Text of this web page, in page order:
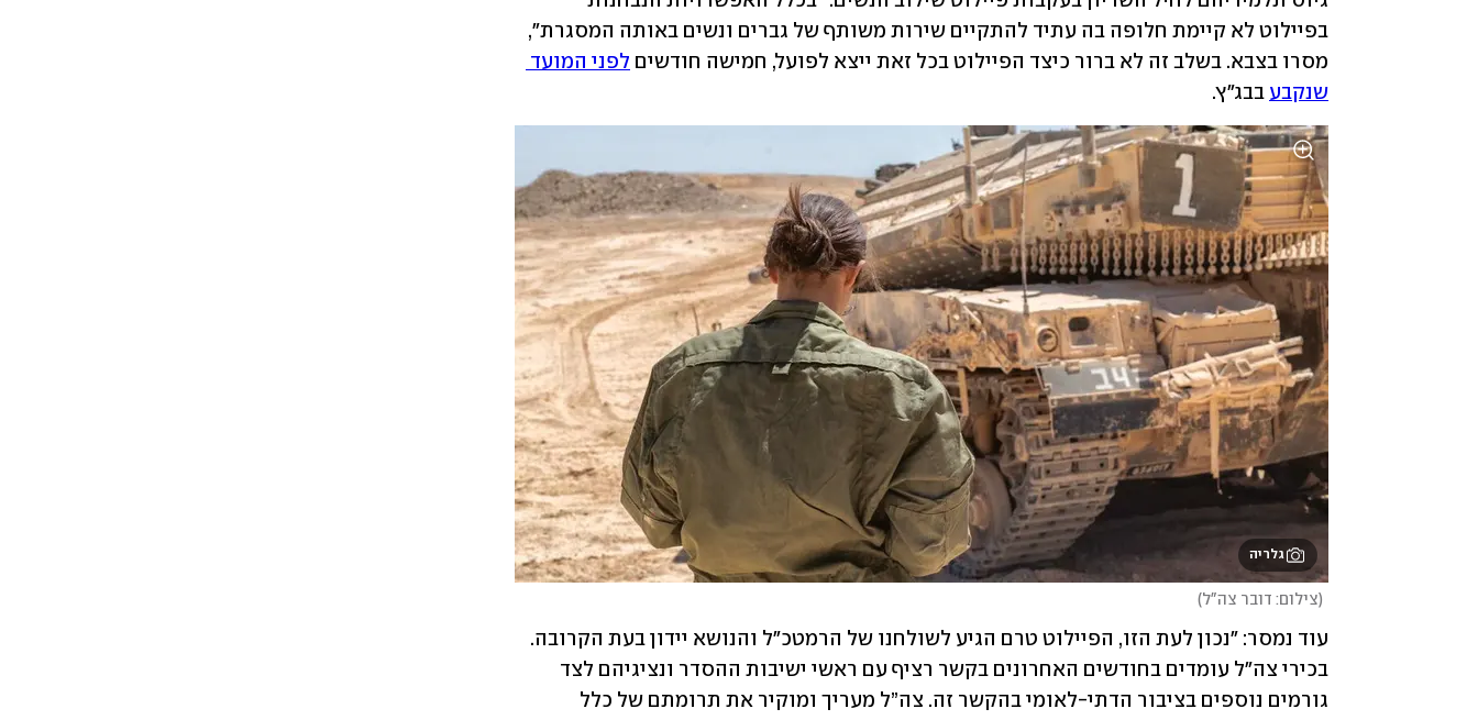
מסרו בצבא. בשלב זה לא ברור כיצד הפיילוט בכל זאת ייצא לפועל, חמישה חודשים
שנקבע בבג"ץ.
גלריה
(צילום: דובר צה"ל)